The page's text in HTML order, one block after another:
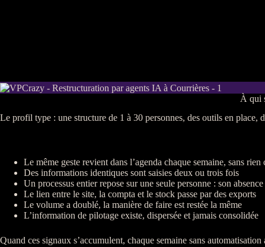
À qui
Le profil type : une structure de 1 à 30 personnes, des outils en place,
Le même geste revient dans l’agenda chaque semaine, sans rien
Des informations identiques sont saisies deux ou trois fois
Un processus entier repose sur une seule personne : son
Le lien entre le site, la compta et le stock passe par des exports
Le volume a doublé, la manière de faire est restée la même
L’information de pilotage existe, dispersée et jamais consolidée
Quand ces signaux s’accumulent, chaque semaine sans automatisation